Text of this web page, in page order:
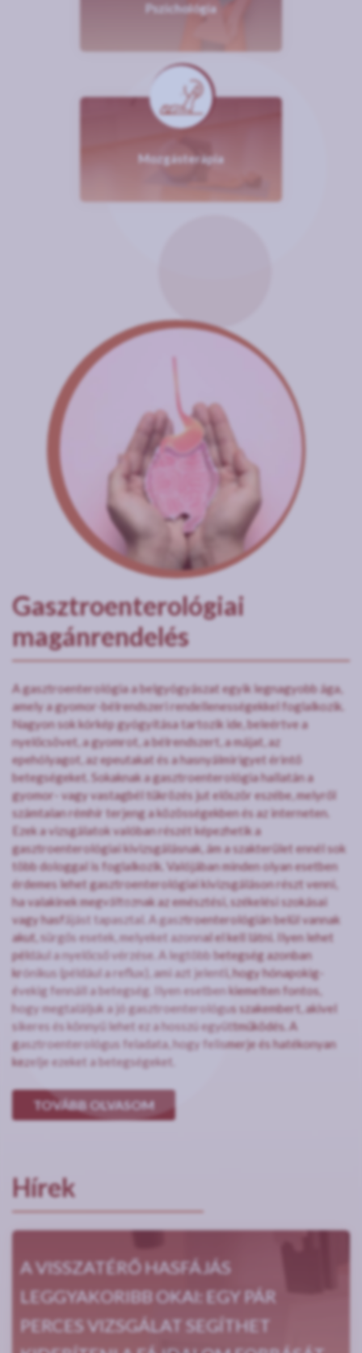
Pszichológia
Mozgásterápia
Gasztroenterológiai
magánrendelés
A gasztroenterológia a belgyógyászat egyik legnagyobb ága,
amely a gyomor-bélrendszeri rendellenességekkel foglalkozik.
Nagyon sok kórkép gyógyítása tartozik ide, beleértve a
nyelőcsövet, a gyomrot, a bélrendszert, a májat, az
epehólyagot, az epeutakat és a hasnyálmirigyet érintő
betegségeket. Sokaknak a gasztroenterológia hallatán a
gyomor- vagy vastagbél tükrözés jut először eszébe, melyről
számtalan rémhír terjeng a közösségekben és az interneten.
Ezek a vizsgálatok valóban részét képezhetik a
gasztroenterológiai kivizsgálásnak, ám a szakterület ennél sok
több dologgal is foglalkozik. Valójában minden olyan esetben
érdemes lehet gasztroenterológiai kivizsgáláson részt venni,
ha valakinek megváltoznak az emésztési, székelési szokásai
vagy hasfájást tapasztal. A gasztroenterológián belül vannak
akut, sürgős esetek, melyeket azonnal el kell látni. Ilyen lehet
például a nyelőcső vérzése. A legtöbb betegség azonban
krónikus (például a reflux), ami azt jelenti, hogy hónapokig-
évekig fennáll a betegség. Ilyen esetben kiemelten fontos,
hogy megtaláljuk a jó gasztroenterológus szakembert, akivel
sikeres és könnyű lehet ez a hosszú együttműködés. A
gasztroenterológus feladata, hogy felismerje és hatékonyan
kezelje ezeket a betegségeket.
TOVÁBB OLVASOM
Hírek
A VISSZATÉRŐ HASFÁJÁS
LEGGYAKORIBB OKAI: EGY PÁR
PERCES VIZSGÁLAT SEGÍTHET